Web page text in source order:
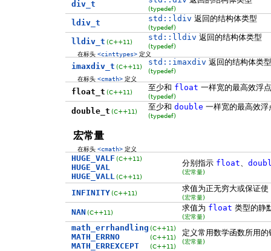
div_t (typedef)
ldiv_t std::ldiv 返回的结构体类型
(typedef)
lldiv_t (C++11) std::lldiv 返回的结构体类型
(typedef)
在标头<cinttypes> 定义
imaxdiv_t (C++11) std::imaxdiv 返回的结构体类型
(typedef)
在标头<cmath> 定义
float_t (C++11) 至少和 float 一样宽的最高效浮
(typedef)
double_t (C++11) 至少和 double 一样宽的最高效浮
(typedef)
宏常量
在标头<cmath> 定义
HUGE_VALF
HUGE_VAL
HUGE_VALL
(C++11)
(C++11)
分别指示 float
(宏常量)
INFINITY (C++11) 求值为正无穷大或保证使
(宏常量)
NAN (C++11) 求值为 float 类型的静
(宏常量)
math_errhandling
MATH_ERRNO
MATH_ERREXCEPT
(C++11)
(C++11)
(C++11)
定义常用数学函数所用
(宏常量)